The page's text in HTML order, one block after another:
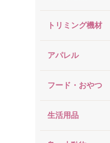
トリミング機材
アパレル
フード・おやつ
生活用品